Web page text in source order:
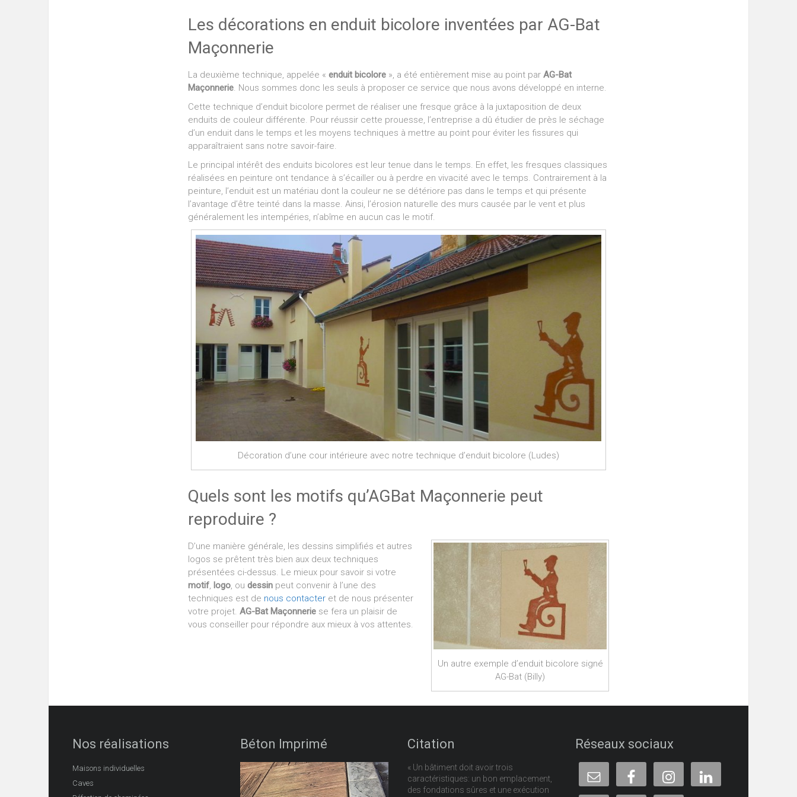
Les décorations en enduit bicolore inventées par AG-Bat
Maçonnerie
La deuxième technique, appelée « enduit bicolore », a été entièrement mise au point par AG-Bat
Maçonnerie. Nous sommes donc les seuls à proposer ce service que nous avons développé en interne.
Cette technique d’enduit bicolore permet de réaliser une fresque grâce à la juxtaposition de deux
enduits de couleur différente. Pour réussir cette prouesse, l’entreprise a dû étudier de près le séchage
d’un enduit dans le temps et les moyens techniques à mettre au point pour éviter les fissures qui
apparaîtraient sans notre savoir-faire.
Le principal intérêt des enduits bicolores est leur tenue dans le temps. En effet, les fresques classiques
réalisées en peinture ont tendance à s’écailler ou à perdre en vivacité avec le temps. Contrairement à la
peinture, l’enduit est un matériau dont la couleur ne se détériore pas dans le temps et qui présente
l’avantage d’être teinté dans la masse. Ainsi, l’érosion naturelle des murs causée par le vent et plus
généralement les intempéries, n’abîme en aucun cas le motif.
Décoration d’une cour intérieure avec notre technique d’enduit bicolore (Ludes)
Quels sont les motifs qu’AGBat Maçonnerie peut
reproduire ?
Un autre exemple d’enduit bicolore signé
AG-Bat (Billy)
D’une manière générale, les dessins simplifiés et autres
logos se prêtent très bien aux deux techniques
présentées ci-dessus. Le mieux pour savoir si votre
motif, logo, ou dessin peut convenir à l’une des
techniques est de nous contacter et de nous présenter
votre projet. AG-Bat Maçonnerie se fera un plaisir de
vous conseiller pour répondre aux mieux à vos attentes.
Nos réalisations
Maisons individuelles
Caves
Béton Imprimé Citation
« Un bâtiment doit avoir trois
caractéristiques: un bon emplacement,
des fondations sûres et une exécution
Réseaux sociaux